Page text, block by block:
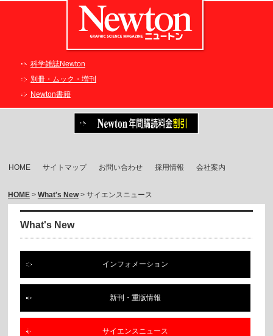
科学雑誌Newton
別冊・ムック・増刊
Newton書籍
HOME サイトマップ お問い合わせ 採用情報 会社案内
HOME> What's New> サイエンスニュース
What's New
インフォメーション
新刊・重版情報
サイエンスニュース